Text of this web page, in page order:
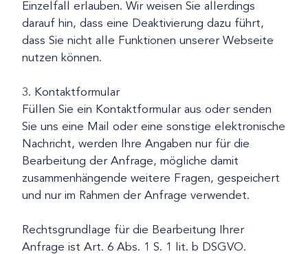
Einzelfall erlauben. Wir weisen Sie allerdings
darauf hin, dass eine Deaktivierung dazu führt,
dass Sie nicht alle Funktionen unserer Webseite
nutzen können.
3. Kontaktformular
Füllen Sie ein Kontaktformular aus oder senden
Sie uns eine Mail oder eine sonstige elektronische
Nachricht, werden Ihre Angaben nur für die
Bearbeitung der Anfrage, mögliche damit
zusammenhängende weitere Fragen, gespeichert
und nur im Rahmen der Anfrage verwendet.
Rechtsgrundlage für die Bearbeitung Ihrer
Anfrage ist Art. 6 Abs. 1 S. 1 lit. b DSGVO.